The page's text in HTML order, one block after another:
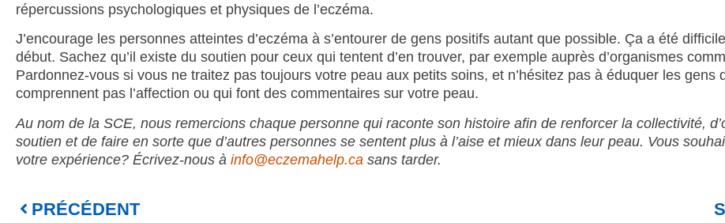
répercussions psychologiques et physiques de l’eczéma.
J’encourage les personnes atteintes d’eczéma à s’entourer de gens positifs autant que possible. Ça a été
début. Sachez qu’il existe du soutien pour ceux qui tentent d’en trouver, par exemple auprès d’organismes
Pardonnez-vous si vous ne traitez pas toujours votre peau aux petits soins, et n’hésitez pas à éduquer les gens
comprennent pas l’affection ou qui font des commentaires sur votre peau.
Au nom de la SCE, nous remercions chaque personne qui raconte son histoire afin de renforcer la collectivité,
soutien et de faire en sorte que d’autres personnes se sentent plus à l’aise et mieux dans leur peau. Vous
votre expérience? Écrivez-nous à info@eczemahelp.ca sans tarder.
PRÉCÉDENT